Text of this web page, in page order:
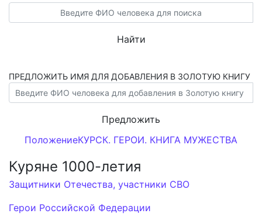
Найти
ПРЕДЛОЖИТЬ ИМЯ ДЛЯ ДОБАВЛЕНИЯ В ЗОЛОТУЮ КНИГУ
Предложить
ПоложениеКУРСК. ГЕРОИ. КНИГА МУЖЕСТВА
Куряне 1000-летия
Защитники Отечества, участники СВО
Герои Российской Федерации